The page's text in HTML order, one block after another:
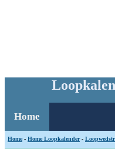
Home
Home - Home Loopkalender-